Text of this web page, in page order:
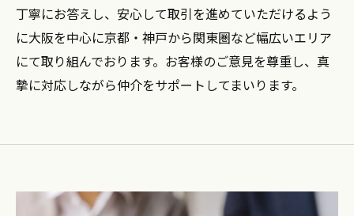
丁寧にお答えし、安心して取引を進めていただけるよう
に大阪を中心に京都・神戸から関東圏など幅広いエリア
にて取り組んでおります。お客様のご意見を尊重し、真
摯に対応しながら仲介をサポートしてまいります。